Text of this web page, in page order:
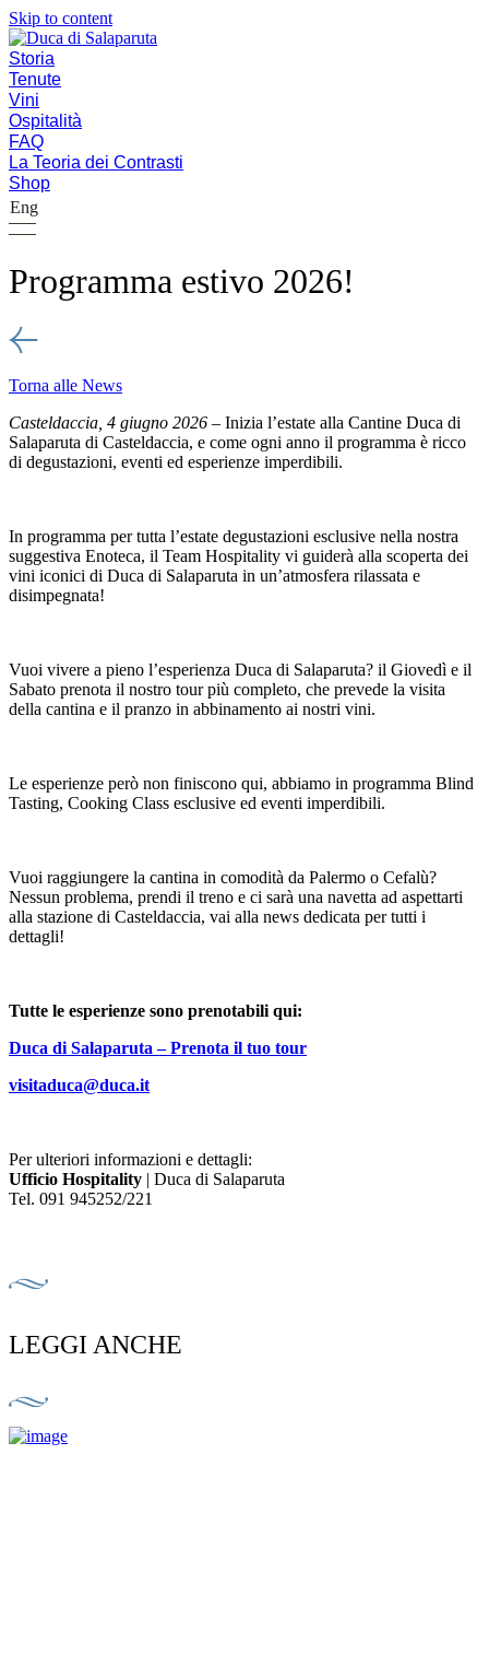
Skip to content
Storia
Tenute
Vini
Ospitalità
FAQ
La Teoria dei Contrasti
Shop
Eng
Tenute
Ospitalità
La Teoria dei Contrasti
Duca News
Trade & Press
Compliance
Ita Eng
Programma estivo 2026!
Torna alle News
Casteldaccia, 4 giugno 2026 – Inizia l’estate alla Cantine Duca di
Salaparuta di Casteldaccia, e come ogni anno il programma è ricco
di degustazioni, eventi ed esperienze imperdibili.
In programma per tutta l’estate degustazioni esclusive nella nostra
suggestiva Enoteca, il Team Hospitality vi guiderà alla scoperta dei
vini iconici di Duca di Salaparuta in un’atmosfera rilassata e
disimpegnata!
Vuoi vivere a pieno l’esperienza Duca di Salaparuta? il Giovedì e il
Sabato prenota il nostro tour più completo, che prevede la visita
della cantina e il pranzo in abbinamento ai nostri vini.
Le esperienze però non finiscono qui, abbiamo in programma Blind
Tasting, Cooking Class esclusive ed eventi imperdibili.
Vuoi raggiungere la cantina in comodità da Palermo o Cefalù?
Nessun problema, prendi il treno e ci sarà una navetta ad aspettarti
alla stazione di Casteldaccia, vai alla news dedicata per tutti i
dettagli!
Tutte le esperienze sono prenotabili qui:
Duca di Salaparuta – Prenota il tuo tour
visitaduca@duca.it
Per ulteriori informazioni e dettagli:
Ufficio Hospitality | Duca di Salaparuta
Tel. 091 945252/221
LEGGI ANCHE
Chiudi
Duca Enrico
1 formato disponibile